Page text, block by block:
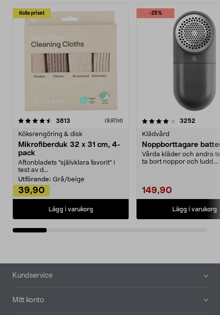
Kolla priset
3813 (9,97/st)
Köksrengöring & disk
Mikrofiberduk 32 x 31 cm, 4-
pack
Aftonbladets "självklara favorit” i
test av d...
Utförande: Grå/beige
39,90
Lägg i varukorg
-25%
4.0av 5 stjärnor 3252
Klädvård
Noppborttagare
Vårda kläder och andra
ta bort noppor och ludd.
149,90
Lägg i varukorg
4.5av 5 stjärnor
Sidfot
Kundservice
Mitt konto